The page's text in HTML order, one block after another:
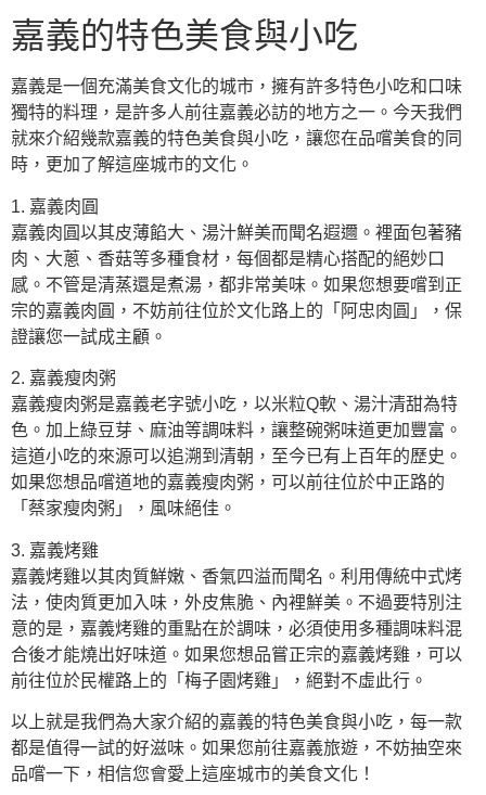
嘉義的特色美食與小吃
嘉義是一個充滿美食文化的城市，擁有許多特色小吃和口味
獨特的料理，是許多人前往嘉義必訪的地方之一。今天我們
就來介紹幾款嘉義的特色美食與小吃，讓您在品嚐美食的同
時，更加了解這座城市的文化。
1. 嘉義肉圓
嘉義肉圓以其皮薄餡大、湯汁鮮美而聞名遐邇。裡面包著豬
肉、大蔥、香菇等多種食材，每個都是精心搭配的絕妙口
感。不管是清蒸還是煮湯，都非常美味。如果您想要嚐到正
宗的嘉義肉圓，不妨前往位於文化路上的「阿忠肉圓」，保
證讓您一試成主顧。
2. 嘉義瘦肉粥
嘉義瘦肉粥是嘉義老字號小吃，以米粒Q軟、湯汁清甜為特
色。加上綠豆芽、麻油等調味料，讓整碗粥味道更加豐富。
這道小吃的來源可以追溯到清朝，至今已有上百年的歷史。
如果您想品嚐道地的嘉義瘦肉粥，可以前往位於中正路的
「蔡家瘦肉粥」，風味絕佳。
3. 嘉義烤雞
嘉義烤雞以其肉質鮮嫩、香氣四溢而聞名。利用傳統中式烤
法，使肉質更加入味，外皮焦脆、內裡鮮美。不過要特別注
意的是，嘉義烤雞的重點在於調味，必須使用多種調味料混
合後才能燒出好味道。如果您想品嘗正宗的嘉義烤雞，可以
前往位於民權路上的「梅子園烤雞」，絕對不虛此行。
以上就是我們為大家介紹的嘉義的特色美食與小吃，每一款
都是值得一試的好滋味。如果您前往嘉義旅遊，不妨抽空來
品嚐一下，相信您會愛上這座城市的美食文化！